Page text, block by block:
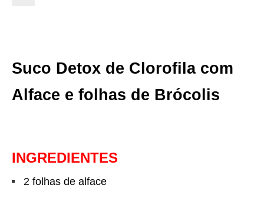
Suco Detox de Clorofila com
Alface e folhas de Brócolis
INGREDIENTES
2 folhas de alface